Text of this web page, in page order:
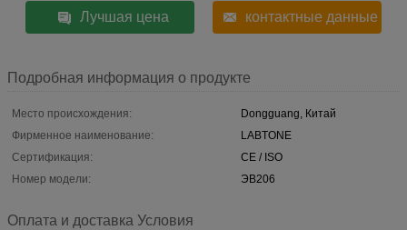
Лучшая цена контактные данные
Подробная информация о продукте
Место происхождения:
Dongguang, Китай
Фирменное наименование:
LABTONE
Сертификация:
CE / ISO
Номер модели:
ЭВ206
Оплата и доставка Условия